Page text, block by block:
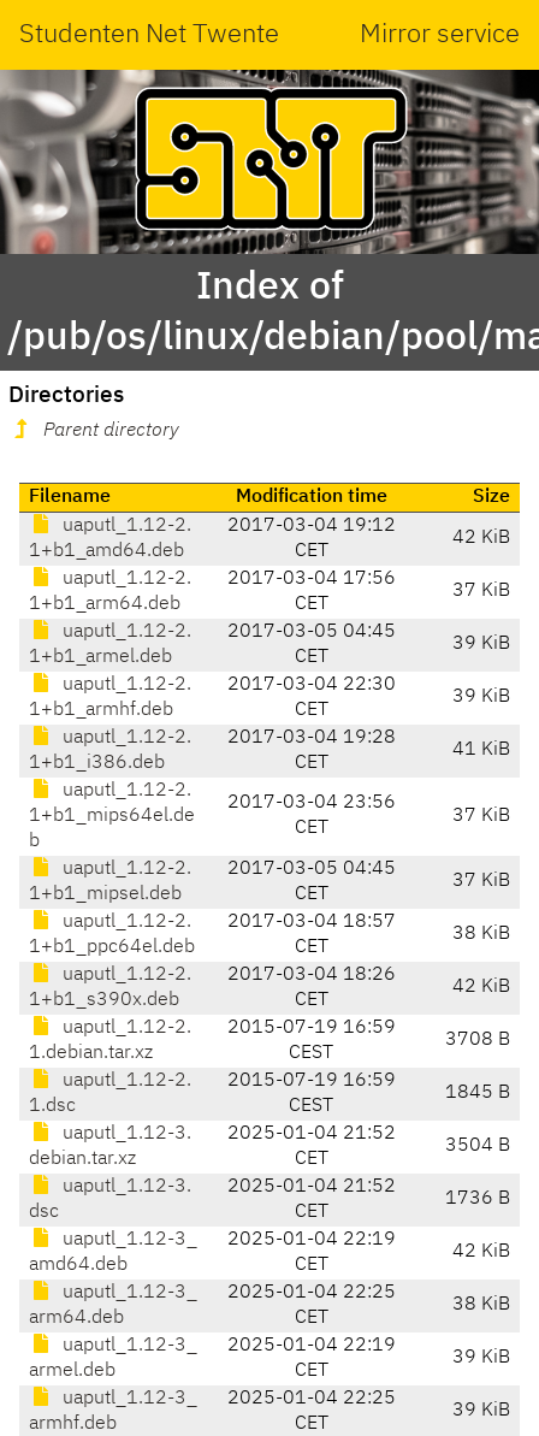
Studenten Net Twente Mirror service
Index of
/pub/os/linux/debian/pool/
Directories
Parent directory
Filename Modification time
Size
uaputl_1.12-2.
1+b1_amd64.deb
2017-03-04 19:12
CET
42 KiB
uaputl_1.12-2.
1+b1_arm64.deb
2017-03-04 17:56
CET
37 KiB
uaputl_1.12-2.
1+b1_armel.deb
2017-03-05 04:45
CET
39 KiB
uaputl_1.12-2.
1+b1_armhf.deb
2017-03-04 22:30
CET
39 KiB
uaputl_1.12-2.
1+b1_i386.deb
2017-03-04 19:28
CET
41 KiB
uaputl_1.12-2.
1+b1_mips64el.de
b
2017-03-04 23:56
CET
37 KiB
uaputl_1.12-2.
1+b1_mipsel.deb
2017-03-05 04:45
CET
37 KiB
uaputl_1.12-2.
1+b1_ppc64el.deb
2017-03-04 18:57
CET
38 KiB
uaputl_1.12-2.
1+b1_s390x.deb
2017-03-04 18:26
CET
42 KiB
uaputl_1.12-2.
1.debian.tar.xz
2015-07-19 16:59
CEST
3708 B
uaputl_1.12-2.
1.dsc
2015-07-19 16:59
CEST
1845 B
uaputl_1.12-3.
debian.tar.xz
2025-01-04 21:52
CET
3504 B
uaputl_1.12-3.
dsc
2025-01-04 21:52
CET
1736 B
uaputl_1.12-3_
amd64.deb
2025-01-04 22:19
CET
42 KiB
uaputl_1.12-3_
arm64.deb
2025-01-04 22:25
CET
38 KiB
uaputl_1.12-3_
armel.deb
2025-01-04 22:19
CET
39 KiB
uaputl_1.12-3_
armhf.deb
2025-01-04 22:25
CET
39 KiB